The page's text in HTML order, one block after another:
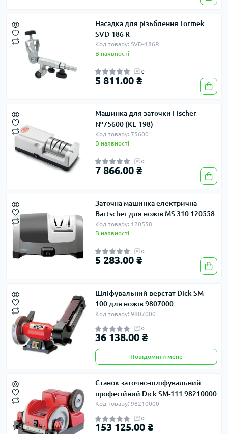
Насадка для різьблення Tormek
SVD-186 R
Код товару: SVD-186R
В наявності
0
5 811.00 ₴
Машинка для заточки Fischer
№75600 (KE-198)
Код товару: 75600
В наявності
0
7 866.00 ₴
Заточна машинка електрична
Bartscher для ножів MS 310 120558
Код товару: 120558
В наявності
0
5 283.00 ₴
Шліфувальний верстат Dick SM-
100 для ножів 9807000
Код товару: 9807000
0
36 138.00 ₴
Повідомити мене
Станок заточно-шліфувальний
професійний Dick SM-111 98210000
Код товару: 98210000
0
153 125.00 ₴